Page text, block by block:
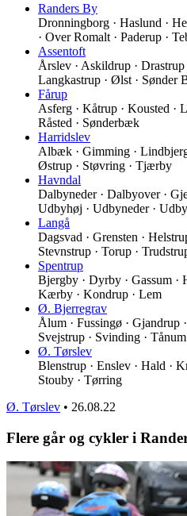
Randers By
Dronningborg · Haslund ·
· Over Romalt · Paderup ·
Assentoft
Årslev · Askildrup ·
Langkastrup · Ølst · Sønder
Fårup
Asferg · Kåtrup · Kousted ·
Råsted · Sønderbæk
Harridslev
Albæk · Gimming ·
Østrup · Støvring · Tjærby
Havndal
Dalbyneder · Dalbyover ·
Udbyhøj · Udbyneder ·
Langå
Dagsvad · Grensten ·
Stevnstrup · Torup ·
Spentrup
Bjergby · Dyrby · Gassum ·
Kærby · Kondrup · Lem
Ø. Bjerregrav
Ålum · Fussingø · Gjandrup
Svejstrup · Svinding ·
Ø. Tørslev
Blenstrup · Enslev · Hald ·
Stouby · Tørring
Ø. Tørslev • 26.08.22
Flere går og cykler i